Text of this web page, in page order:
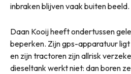
inbraken blijven vaak buiten beeld.
Daan Kooij heeft ondertussen
beperken. Zijn gps-apparatuur
en zijn tractoren zijn allrisk
dieseltank werkt niet: dan boren